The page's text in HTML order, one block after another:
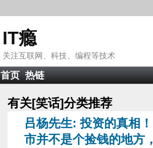
IT瘾
关注互联网、科技、编程等技术
首页 热链
有关[笑话]分类推荐
吕杨先生: 投资的真相
市并不是个捡钱的地方